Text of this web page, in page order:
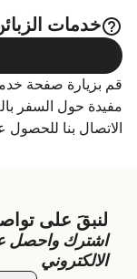
خدمات
قم بزيارة صفحة
مفيدة حول السفر
الاتصال بنا
لنبقَ على
اشترك واحصل
الالكتروني